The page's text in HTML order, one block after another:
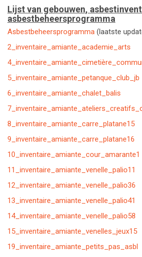
Lijst van gebouwen,
asbestbeheersprogramma
Asbestbeheersprogramma (laatste
2_inventaire_amiante_academie_arts
5_inventaire_amiante_petanque_club_jb
6_inventaire_amiante_chalet_balis
8_inventaire_amiante_carre_platane15
9_inventaire_amiante_carre_platane16
10_inventaire_amiante_cour_amarante1
11_inventaire_amiante_venelle_palio11
12_inventaire_amiante_venelle_palio36
13_inventaire_amiante_venelle_palio41
14_inventaire_amiante_venelle_palio58
15_inventaire_amiante_venelles_jeux15
19_inventaire_amiante_petits_pas_asbl